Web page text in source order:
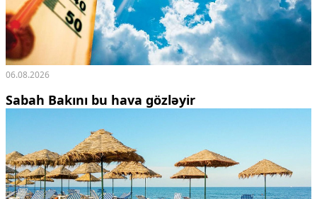
Ekologiya
Zəfər - 5
Gənclər və İdman
Media və QHT
Hadisə
Sağlamlıq
Sosium
Texnologiya
Mətbuat-150
Əlaqə
06.08.2026
Sabah Bakını bu hava gözləyir